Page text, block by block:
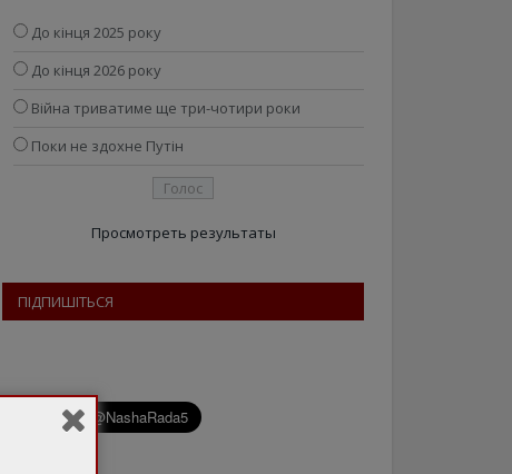
До кінця 2025 року
До кінця 2026 року
Війна триватиме ще три-чотири роки
Поки не здохне Путін
Просмотреть результаты
ПІДПИШІТЬСЯ